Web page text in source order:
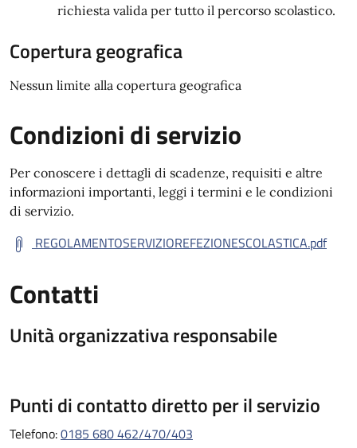
richiesta valida per tutto il percorso scolastico.
Copertura geografica
Nessun limite alla copertura geografica
Condizioni di servizio
Per conoscere i dettagli di scadenze, requisiti e altre
informazioni importanti, leggi i termini e le condizioni
di servizio.
REGOLAMENTOSERVIZIOREFEZIONESCOLASTICA.pdf
Contatti
Unità organizzativa responsabile
Punti di contatto diretto per il servizio
Telefono:0185 680 462/470/403